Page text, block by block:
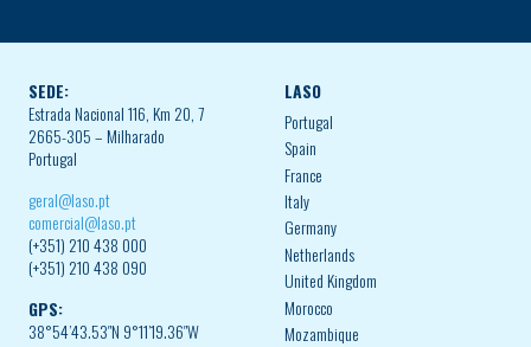
SEDE:
Estrada Nacional 116, Km 20, 7
2665-305 – Milharado
Portugal
geral@laso.pt
comercial@laso.pt
(+351) 210 438 000
(+351) 210 438 090
GPS:
38°54’43.53″N 9°11’19.36″W
LASO
Portugal
Spain
France
Italy
Germany
Netherlands
United Kingdom
Morocco
Mozambique